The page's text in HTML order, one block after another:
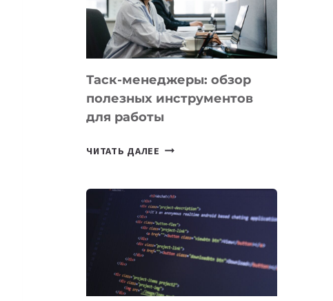
ИСКУССТВЕННОМУ
ИНТЕЛЛЕКТУ
Таск-менеджеры: обзор
полезных инструментов
для работы
ЧИТАТЬ ДАЛЕЕ ТАСК-
ПОЛЕЗНЫХ
ИНСТРУМЕНТОВ
ДЛЯ
РАБОТЫ